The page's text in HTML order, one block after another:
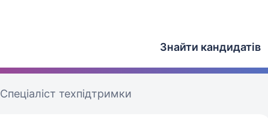
Знайти кандидатів
Спеціаліст техпідтримки